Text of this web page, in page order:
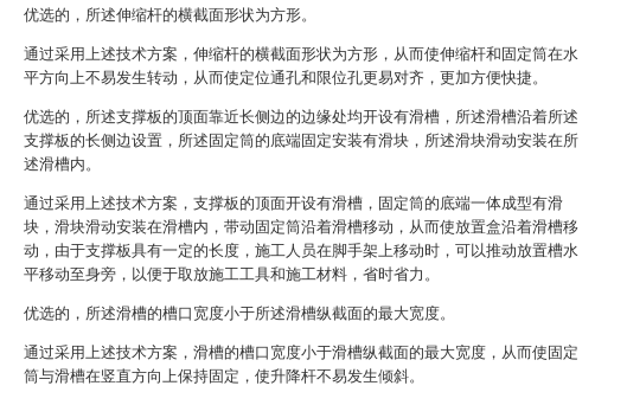
优选的，所述伸缩杆的横截面形状为方形。
通过采用上述技术方案，伸缩杆的横截面形状为方形，从而使伸缩杆和固定筒在水
平方向上不易发生转动，从而使定位通孔和限位孔更易对齐，更加方便快捷。
优选的，所述支撑板的顶面靠近长侧边的边缘处均开设有滑槽，所述滑槽沿着所述
支撑板的长侧边设置，所述固定筒的底端固定安装有滑块，所述滑块滑动安装在所
述滑槽内。
通过采用上述技术方案，支撑板的顶面开设有滑槽，固定筒的底端一体成型有滑
块，滑块滑动安装在滑槽内，带动固定筒沿着滑槽移动，从而使放置盒沿着滑槽移
动，由于支撑板具有一定的长度，施工人员在脚手架上移动时，可以推动放置槽水
平移动至身旁，以便于取放施工工具和施工材料，省时省力。
优选的，所述滑槽的槽口宽度小于所述滑槽纵截面的最大宽度。
通过采用上述技术方案，滑槽的槽口宽度小于滑槽纵截面的最大宽度，从而使固定
筒与滑槽在竖直方向上保持固定，使升降杆不易发生倾斜。